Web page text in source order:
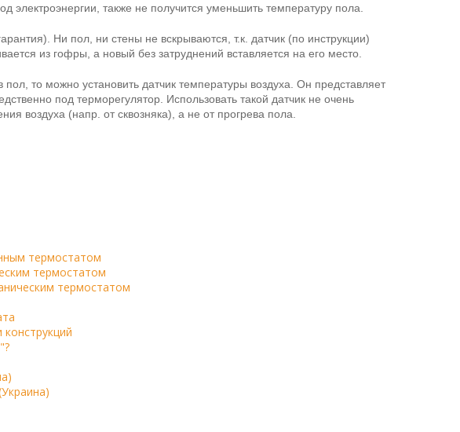
электроэнергии, также не получится уменьшить температуру пола.
Ни пол, ни стены не вскрываются, т.к. датчик (по инструкции)
из гофры, а новый без затруднений вставляется на его место.
то можно установить датчик температуры воздуха. Он представляет
под терморегулятор. Использовать такой датчик не очень
воздуха (напр. от сквозняка), а не от прогрева пола.
термостатом
термостатом
термостатом